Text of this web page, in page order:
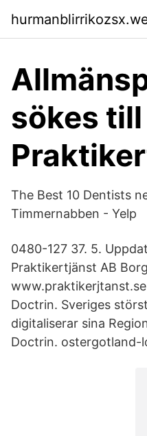
sökes
The Best 10 Dentists
Timmernabben - Yelp
0480-127 37. 5.
Praktikertjänst AB
Doctrin. Sveriges
digitaliserar sina
Doctrin. ostergotland-